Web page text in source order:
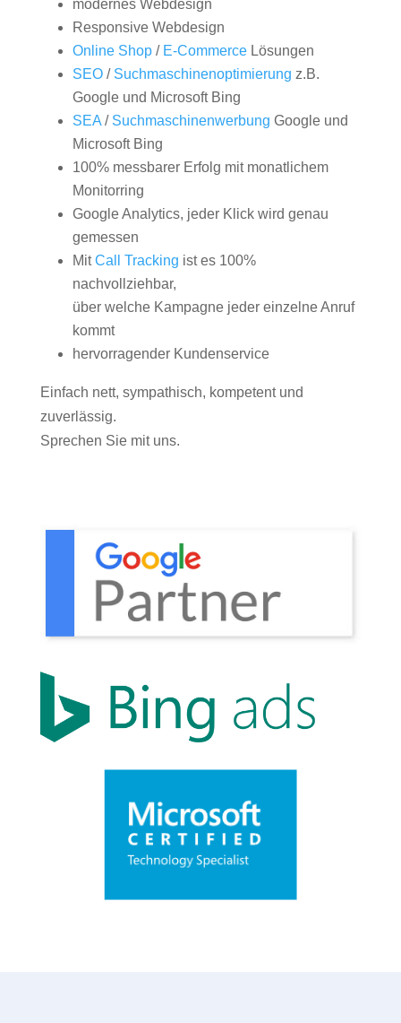
modernes Webdesign
Responsive Webdesign
Online Shop/ E-CommerceLösungen
SEO/ Suchmaschinenoptimierung z.B.
Google und Microsoft Bing
SEA/ Suchmaschinenwerbung Google und
Microsoft Bing
100% messbarer Erfolg mit monatlichem
Monitorring
Google Analytics, jeder Klick wird genau
gemessen
MitCall Tracking ist es 100%
nachvollziehbar,
über welche Kampagne jeder einzelne Anruf
kommt
hervorragender Kundenservice
Einfach nett, sympathisch, kompetent und
zuverlässig.
Sprechen Sie mit uns.